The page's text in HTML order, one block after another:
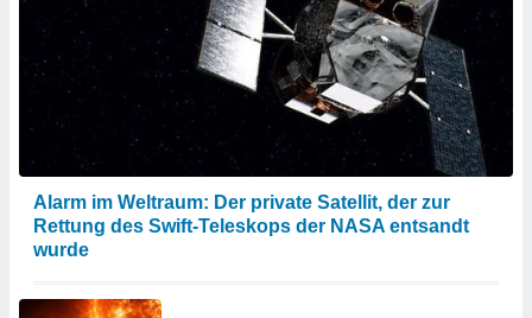
Alarm im Weltraum: Der private Satellit, der zur
Rettung des Swift-Teleskops der NASA entsandt
wurde